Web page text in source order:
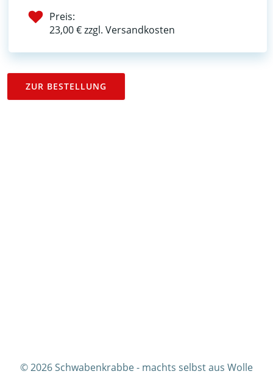
Preis:
23,00 € zzgl. Versandkosten
ZUR BESTELLUNG
© 2026 Schwabenkrabbe - machts selbst aus Wolle